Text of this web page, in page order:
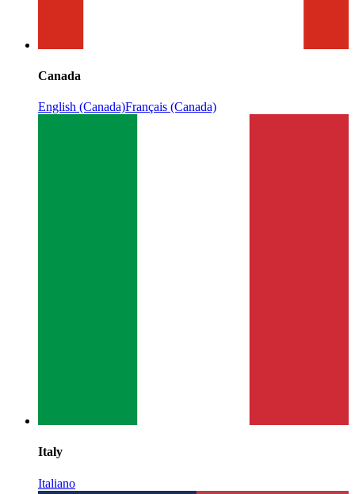
Canada
English (Canada)Français (Canada)
Italy
Italiano